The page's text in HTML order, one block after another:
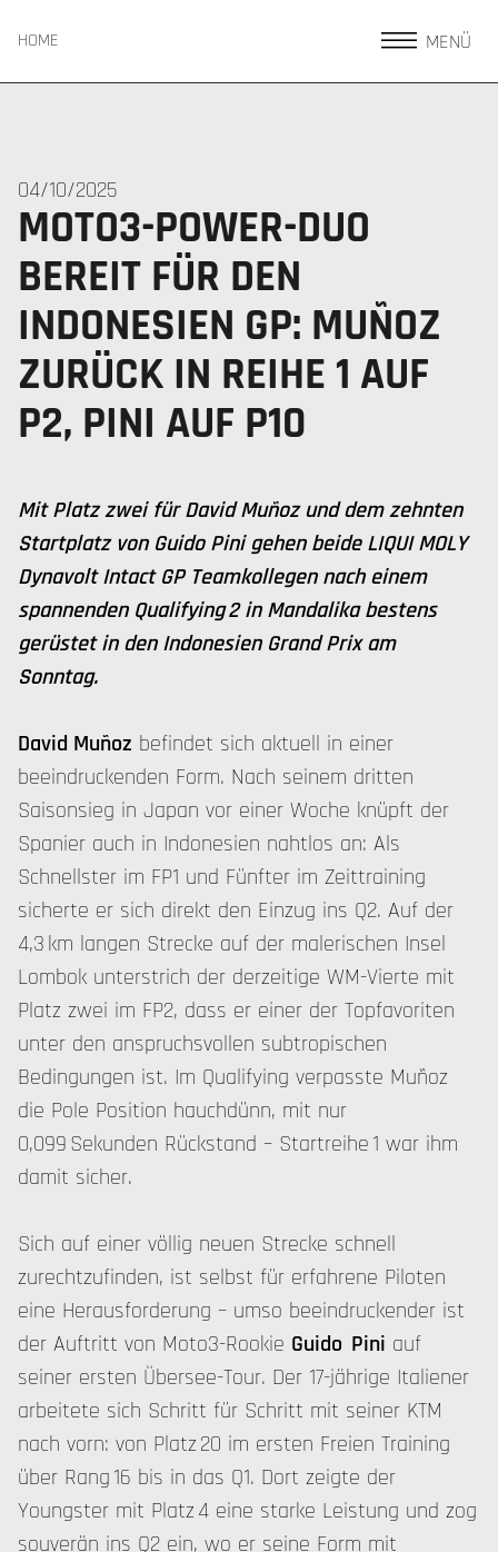
HOME MENÜ
04/10/2025
MOTO3-POWER-DUO
BEREIT FÜR DEN
INDONESIEN GP: MUÑOZ
ZURÜCK IN REIHE 1 AUF
P2, PINI AUF P10
Mit Platz zwei für David Muñoz und dem zehnten
Startplatz von Guido Pini gehen beide LIQUI MOLY
Dynavolt Intact GP Teamkollegen nach einem
spannenden Qualifying 2 in Mandalika bestens
gerüstet in den Indonesien Grand Prix am
Sonntag.
David Muñoz befindet sich aktuell in einer
beeindruckenden Form. Nach seinem dritten
Saisonsieg in Japan vor einer Woche knüpft der
Spanier auch in Indonesien nahtlos an: Als
Schnellster im FP1 und Fünfter im Zeittraining
sicherte er sich direkt den Einzug ins Q2. Auf der
4,3 km langen Strecke auf der malerischen Insel
Lombok unterstrich der derzeitige WM-Vierte mit
Platz zwei im FP2, dass er einer der Topfavoriten
unter den anspruchsvollen subtropischen
Bedingungen ist. Im Qualifying verpasste Muñoz
die Pole Position hauchdünn, mit nur
0,099 Sekunden Rückstand – Startreihe 1 war ihm
damit sicher.
Sich auf einer völlig neuen Strecke schnell
zurechtzufinden, ist selbst für erfahrene Piloten
eine Herausforderung – umso beeindruckender ist
der Auftritt von Moto3-Rookie Guido Pini auf
seiner ersten Übersee-Tour. Der 17-jährige Italiener
arbeitete sich Schritt für Schritt mit seiner KTM
nach vorn: von Platz 20 im ersten Freien Training
über Rang 16 bis in das Q1. Dort zeigte der
Youngster mit Platz 4 eine starke Leistung und zog
souverän ins Q2 ein, wo er seine Form mit